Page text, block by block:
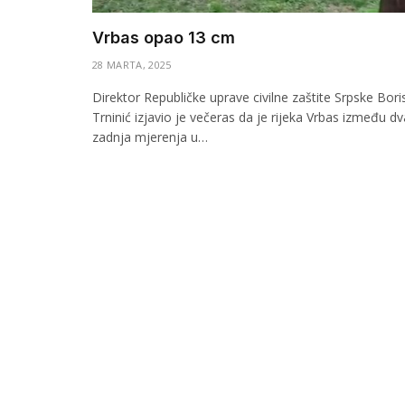
Vrbas opao 13 cm
28 MARTA, 2025
Direktor Republičke uprave civilne zaštite Srpske
Trninić izjavio je večeras da je rijeka Vrbas između
zadnja mjerenja u…